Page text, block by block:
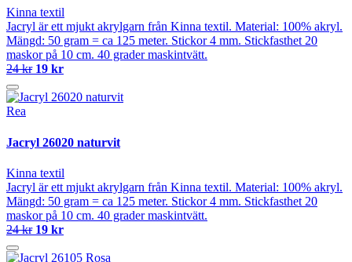
Kinna textil
Jacryl är ett mjukt akrylgarn från Kinna textil. Material: 100% akryl.
Mängd: 50 gram = ca 125 meter. Stickor 4 mm. Stickfasthet 20
maskor på 10 cm. 40 grader maskintvätt.
24 kr 19 kr
Rea
Jacryl 26020 naturvit
Kinna textil
Jacryl är ett mjukt akrylgarn från Kinna textil. Material: 100% akryl.
Mängd: 50 gram = ca 125 meter. Stickor 4 mm. Stickfasthet 20
maskor på 10 cm. 40 grader maskintvätt.
24 kr 19 kr